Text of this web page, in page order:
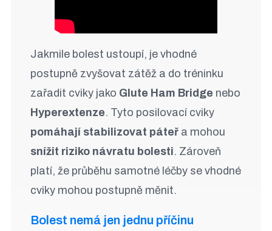
Jakmile bolest ustoupí, je vhodné
postupně zvyšovat zátěž a do tréninku
zařadit cviky jako Glute Ham Bridge nebo
Hyperextenze. Tyto posilovací cviky
pomáhají stabilizovat páteřa mohou
snížit riziko návratu bolesti. Zároveň
platí, že průběhu samotné léčby se vhodné
cviky mohou postupně měnit.
Bolest nemá jen jednu příčinu